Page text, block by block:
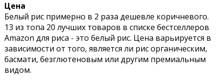
Цена
Белый рис примерно в 2 раза дешевле коричневого.
13 из топа 20 лучших товаров в списке бестселлеров
Amazon для риса - это белый рис. Цена варьируется в
зависимости от того, является ли рис органическим,
басмати, безглютеновым или другим премиальным
видом.